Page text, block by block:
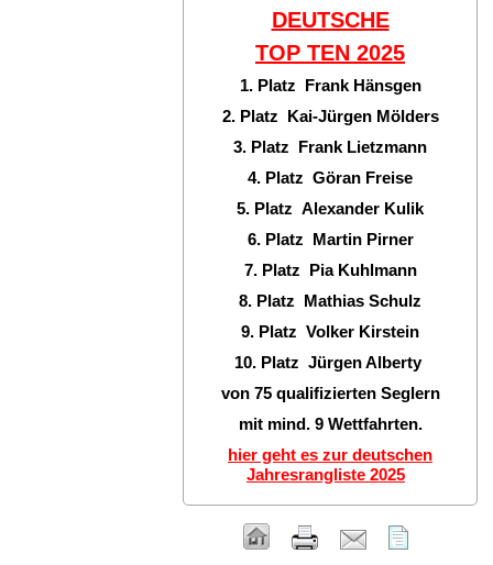
DEUTSCHE
TOP TEN 2025
1. Platz Frank Hänsgen
2. Platz Kai-Jürgen Mölders
3. Platz Frank Lietzmann
4. Platz Göran Freise
5. Platz Alexander Kulik
6. Platz Martin Pirner
7. Platz Pia Kuhlmann
8. Platz Mathias Schulz
9. Platz Volker Kirstein
10. Platz Jürgen Alberty
von 75 qualifizierten Seglern
mit mind. 9 Wettfahrten.
hier geht es zur deutschen
Jahresrangliste 2025